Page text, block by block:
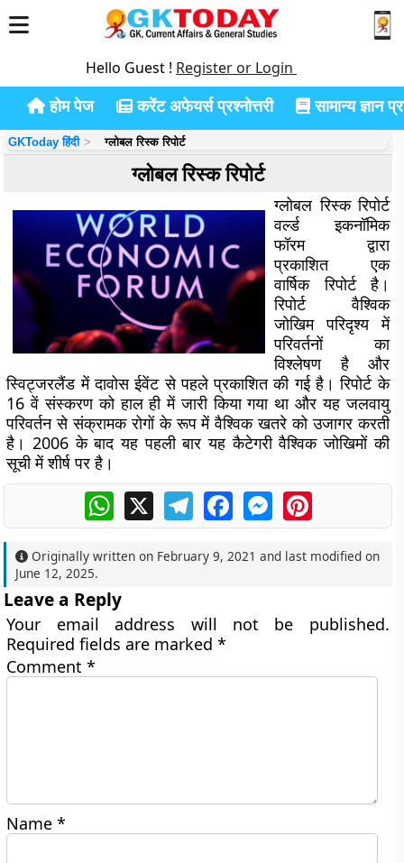
Hello Guest ! Register or Login
होम पेज करेंट अफेयर्स प्रश्नोत्तरी सामान्य ज्ञान
GKToday हिंदी ग्लोबल रिस्क रिपोर्ट
ग्लोबल रिस्क रिपोर्ट
ग्लोबल रिस्क रिपोर्ट
वर्ल्ड इकनॉमिक
फॉरम द्वारा
प्रकाशित एक
वार्षिक रिपोर्ट है।
रिपोर्ट वैश्विक
जोखिम परिदृश्य में
परिवर्तनों का
विश्लेषण है और
स्विट्जरलैंड में दावोस ईवेंट से पहले प्रकाशित की गई है। रिपोर्ट के
16 वें संस्करण को हाल ही में जारी किया गया था और यह जलवायु
परिवर्तन से संक्रामक रोगों के रूप में वैश्विक खतरे को उजागर करती
है। 2006 के बाद यह पहली बार यह कैटेगरी वैश्विक जोखिमों की
सूची में शीर्ष पर है।
WhatsApp
X TelegramFacebookMessengerPinterest
Originally written on February 9, 2021 and last modified on
June 12, 2025.
Leave a Reply
Your email address will not be published.
Required fields are marked*
Comment*
Name*